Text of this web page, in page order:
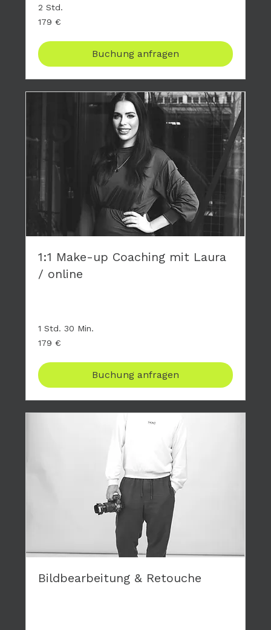
2 Std.
Euro
179 €
Buchung anfragen
1:1 Make-up Coaching mit Laura
/ online
1 Std. 30 Min.
Euro
179 €
Buchung anfragen
Bildbearbeitung & Retouche